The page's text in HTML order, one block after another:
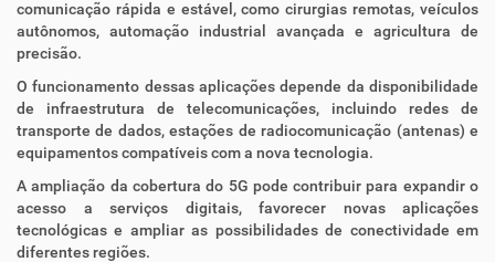
comunicação rápida e estável, como cirurgias remotas, veículos
autônomos, automação industrial avançada e agricultura de
precisão.
O funcionamento dessas aplicações depende da disponibilidade
de infraestrutura de telecomunicações, incluindo redes de
transporte de dados, estações de radiocomunicação (antenas) e
equipamentos compatíveis com a nova tecnologia.
A ampliação da cobertura do 5G pode contribuir para expandir o
acesso a serviços digitais, favorecer novas aplicações
tecnológicas e ampliar as possibilidades de conectividade em
diferentes regiões.